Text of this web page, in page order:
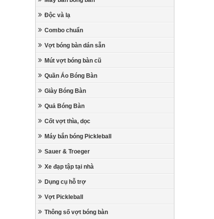
Độc và lạ
Combo chuẩn
Vợt bóng bàn dán sẵn
Mút vợt bóng bàn cũ
Quần Áo Bóng Bàn
Giày Bóng Bàn
Quả Bóng Bàn
Cốt vợt thìa, dọc
Máy bắn bóng Pickleball
Sauer & Troeger
Xe đạp tập tại nhà
Dụng cụ hỗ trợ
Vợt Pickleball
Thông số vợt bóng bàn